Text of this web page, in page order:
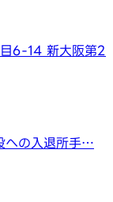
6-14 新大阪第2
への入退所手…